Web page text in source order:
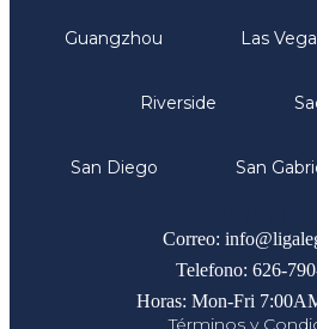
Guangzhou Las
Riverside
San Diego San
Correo:
Telefono: 626-
Horas: Mon-Fri
Términos y